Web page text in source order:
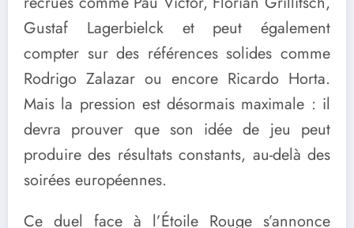
Gustaf Lagerbielck et peut également
compter sur des références solides comme
Rodrigo Zalazar ou encore Ricardo Horta.
Mais la pression est désormais maximale : il
devra prouver que son idée de jeu peut
produire des résultats constants, au-delà des
soirées européennes.
Ce duel face à l’Étoile Rouge s’annonce